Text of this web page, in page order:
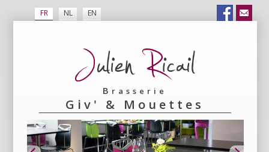
EN
NL
FR
Brasserie
Giv' & Mouettes